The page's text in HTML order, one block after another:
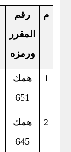
م
رقم
المقرر
ورمزه
1
همك
651
2
همك
645